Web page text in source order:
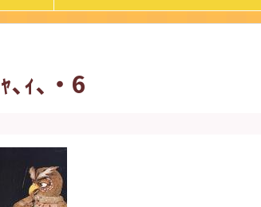
､ｨ､・6